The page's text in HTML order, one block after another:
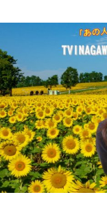
プ